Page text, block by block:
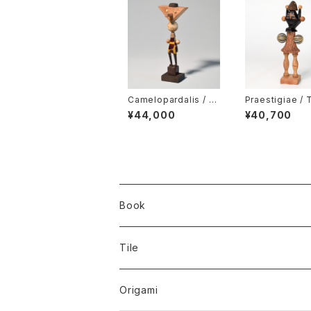
Camelopardalis / T
akahiro Murahashi
¥44,000
Praestigiae /
ro Murahashi
¥40,700
Book
Tile
Origami